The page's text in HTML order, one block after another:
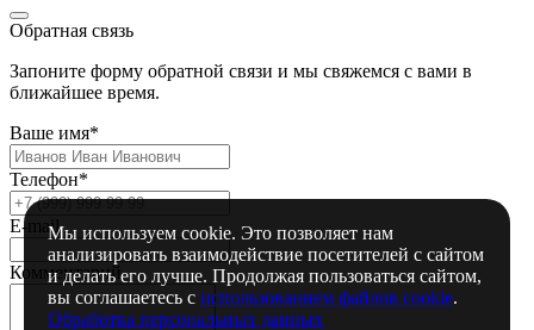
Обратная связь
Запоните форму обратной связи и мы свяжемся с вами в
ближайшее время.
Ваше имя*
Телефон*
E-mail
Комментарий
Мы используем cookie. Это позволяет нам
анализировать взаимодействие посетителей с сайтом
и делать его лучше. Продолжая пользоваться сайтом,
вы соглашаетесь с использованием файлов cookie.
Обработка персональных данных